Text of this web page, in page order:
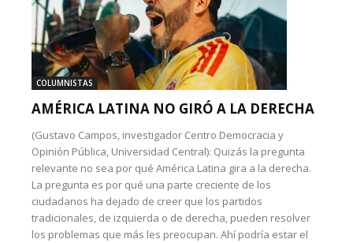
COLUMNISTAS
AMÉRICA LATINA NO GIRÓ A LA DERECHA
(Gustavo Campos, investigador Centro Democracia y
Opinión Pública, Universidad Central): Quizás la pregunta
relevante no sea por qué América Latina gira a la derecha.
La pregunta es por qué una parte creciente de los
ciudadanos ha dejado de creer que los partidos
tradicionales, de izquierda o de derecha, pueden resolver
los problemas que más les preocupan. Ahí podría estar el